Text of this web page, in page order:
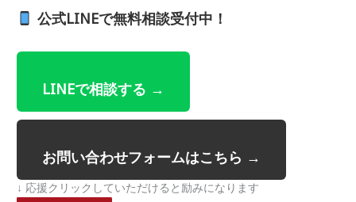
公式LINEで無料相談受付中！
LINEで相談する →
お問い合わせフォームはこちら →
↓ 応援クリックしていただけると励みになります